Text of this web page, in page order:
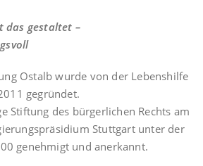
das gestaltet –
Ostalb wurde von der Lebenshilfe
gegründet.
Stiftung des bürgerlichen Rechts am
Stuttgart unter der
genehmigt und anerkannt.